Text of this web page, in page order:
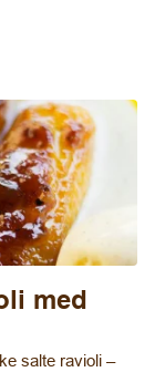
med
salte ravioli –